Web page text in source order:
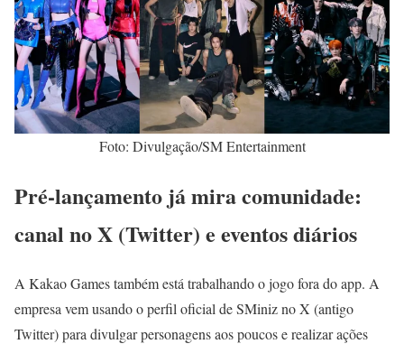
Foto: Divulgação/SM Entertainment
Pré-lançamento já mira comunidade:
canal no X (Twitter) e eventos diários
A Kakao Games também está trabalhando o jogo fora do app. A
empresa vem usando o perfil oficial de SMiniz no X (antigo
Twitter) para divulgar personagens aos poucos e realizar ações